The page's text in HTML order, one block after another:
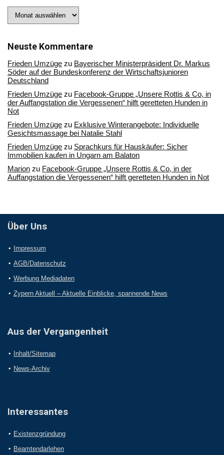
Sie
Archiv
Neuste Kommentare
Frieden Umzüge zu Bayerischer Ministerpräsident Dr. Markus
Söder auf der Bundeskonferenz der Wirtschaftsjunioren
Deutschland
Frieden Umzüge zu Facebook-Gruppe „Unsere Rottis & Co, in
der Auffangstation die Vergessenen“ hilft geretteten Hunden in
Not
Frieden Umzüge zu Exklusive Winterangebote: Individuelle
Gesichtsmassage bei Natalie Stahl
Frieden Umzüge zu Sprachkurs für Hauskäufer: Sicher
Immobilien kaufen in Ungarn am Balaton
Marion zu Facebook-Gruppe „Unsere Rottis & Co, in der
Auffangstation die Vergessenen“ hilft geretteten Hunden in Not
Über Uns
Impressum
AGB/Datenschutz
Werbung Mediadaten
Zypern Aktuell – Aktuelle Einblicke, spannende News
Aus der Vergangenheit
Inhalt/Sitemap
News-Archiv
Interessantes
Existenzgründung
Beamtendarlehen